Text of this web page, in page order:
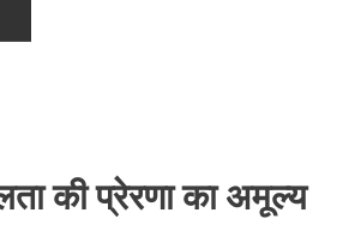
की प्रेरणा का अमूल्य